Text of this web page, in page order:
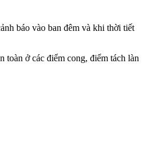
báo vào ban đêm và khi thời tiết
ở các điểm cong, điểm tách làn